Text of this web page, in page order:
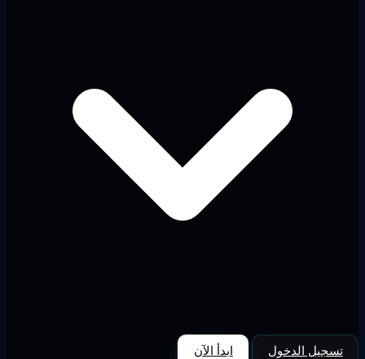
تسجيل الدخول ابدأ الآن